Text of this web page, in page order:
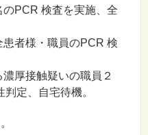
のPCR 検査を実施、全
患者様・職員のPCR 検
厚接触疑いの職員２
定、自宅待機。